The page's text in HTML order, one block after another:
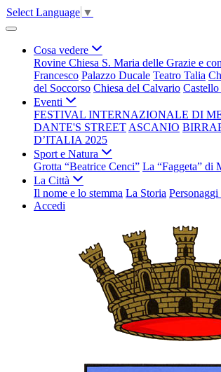
Select Language ▼
Cosa vedere
Rovine Chiesa S. Maria delle Grazie e
Francesco Palazzo Ducale Teatro Talia
del Soccorso Chiesa del Calvario
Eventi
FESTIVAL INTERNAZIONALE DI
DANTE'S STREET ASCANIO
D’ITALIA 2025
Sport e Natura
Grotta “Beatrice Cenci” La “Faggeta” di
La Città
Il nome e lo stemma La Storia
Accedi